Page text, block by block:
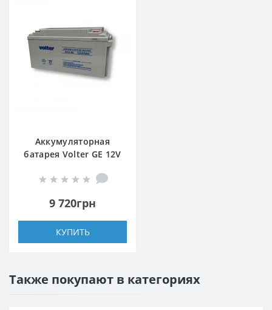
Аккумуляторная
батарея Volter GE 12V
9 720грн
КУПИТЬ
Также покупают в категориях